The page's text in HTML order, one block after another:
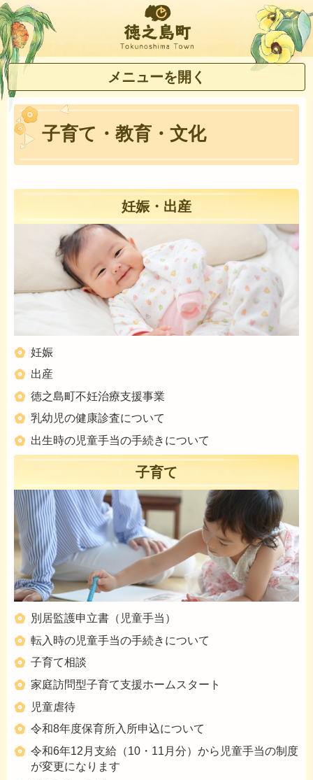
徳之島町
メニューを開く
子育て・教育・文化
妊娠・出産
妊娠
出産
徳之島町不妊治療支援事業
乳幼児の健康診査について
出生時の児童手当の手続きについて
子育て
別居監護申立書（児童手当）
転入時の児童手当の手続きについて
子育て相談
家庭訪問型子育て支援ホームスタート
児童虐待
令和8年度保育所入所申込について
令和6年12月支給（10・11月分）から児童手当の制度
が変更になります